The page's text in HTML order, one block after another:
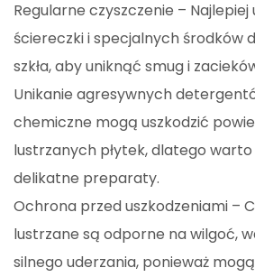
Regularne czyszczenie –
ściereczki i specjalnych środków
szkła, aby uniknąć smug i
Unikanie agresywnych
chemiczne mogą uszkodzić
lustrzanych płytek, dlatego
delikatne preparaty.
Ochrona przed uszkodzeniami –
lustrzane są odporne na wilgoć,
silnego uderzania, ponieważ